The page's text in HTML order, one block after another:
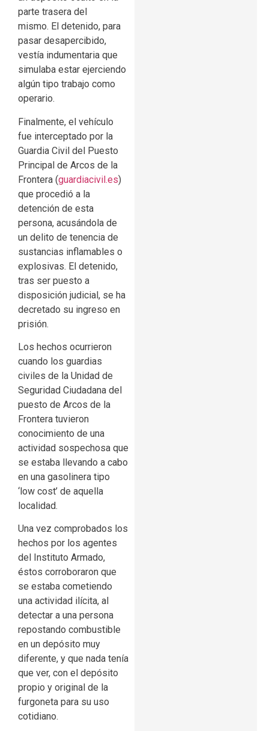
parte trasera del
mismo. El detenido, para
pasar desapercibido,
vestía indumentaria que
simulaba estar ejerciendo
algún tipo trabajo como
operario.
Finalmente, el vehículo
fue interceptado por la
Guardia Civil del Puesto
Principal de Arcos de la
Frontera (guardiacivil.es)
que procedió a la
detención de esta
persona, acusándola de
un delito de tenencia de
sustancias inflamables o
explosivas. El detenido,
tras ser puesto a
disposición judicial, se ha
decretado su ingreso en
prisión.
Los hechos ocurrieron
cuando los guardias
civiles de la Unidad de
Seguridad Ciudadana del
puesto de Arcos de la
Frontera tuvieron
conocimiento de una
actividad sospechosa que
se estaba llevando a cabo
en una gasolinera tipo
‘low cost’ de aquella
localidad.
Una vez comprobados los
hechos por los agentes
del Instituto Armado,
éstos corroboraron que
se estaba cometiendo
una actividad ilícita, al
detectar a una persona
repostando combustible
en un depósito muy
diferente, y que nada tenía
que ver, con el depósito
propio y original de la
furgoneta para su uso
cotidiano.